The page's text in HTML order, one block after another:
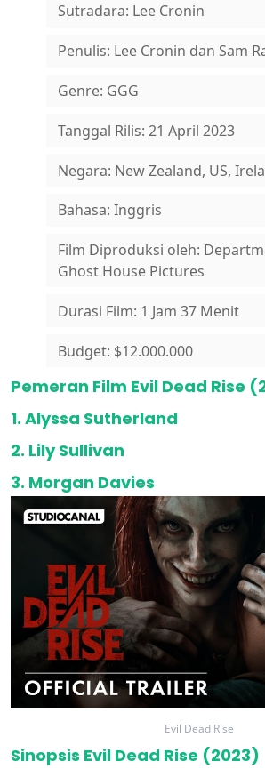
Sutradara: Lee Cronin
Penulis: Lee Cronin dan Sam
Genre: GGG
Tanggal Rilis: 21 April 2023
Negara: New Zealand, US,
Bahasa: Inggris
Film Diproduksi oleh:
Ghost House Pictures
Durasi Film: 1 Jam 37 Menit
Budget: $12.000.000
Pemeran Film Evil Dead Rise
1. Alyssa Sutherland
2. Lily Sullivan
3. Morgan Davies
Evil Dead Rise
Sinopsis Evil Dead Rise (2023)